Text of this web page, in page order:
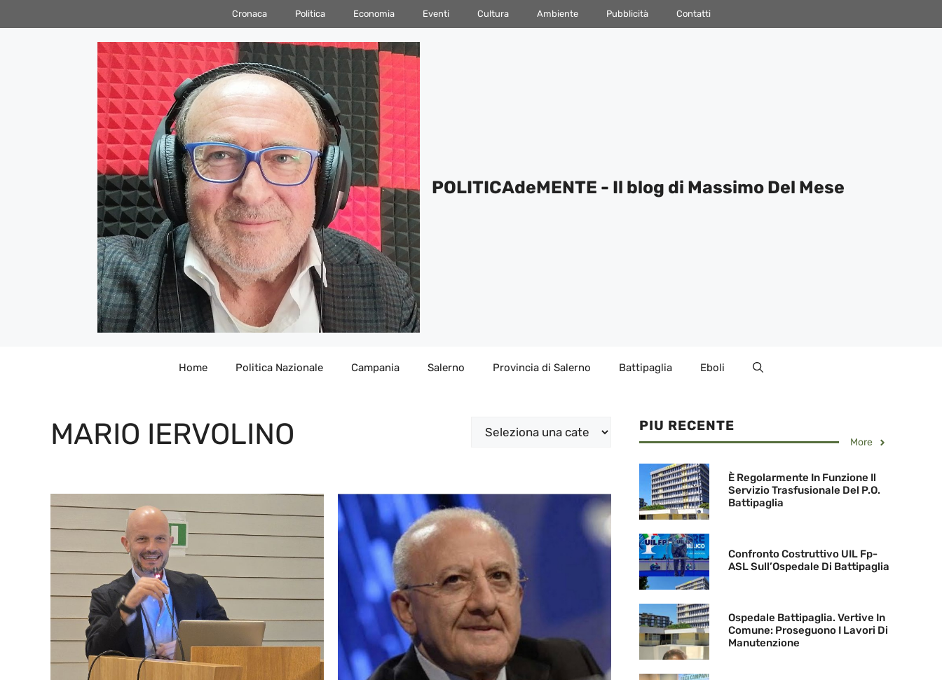
al
Cronaca Politica Economia Eventi Cultura Ambiente Pubblicità Contatti
POLITICAdeMENTE - Il blog di Massimo Del Mese
Home Politica Nazionale Campania Salerno Provincia di Salerno Battipaglia Eboli
MARIO IERVOLINO Categorie PIU RECENTE
More
È Regolarmente In Funzione Il
Servizio Trasfusionale Del P.O.
Battipaglia
Confronto Costruttivo UIL Fp-
ASL Sull’Ospedale Di Battipaglia
Ospedale Battipaglia. Vertive In
Comune: Proseguono I Lavori Di
Manutenzione